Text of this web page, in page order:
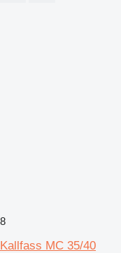
8
Kallfass MC 35/40